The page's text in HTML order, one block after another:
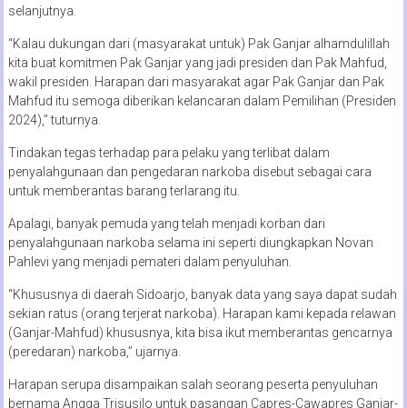
selanjutnya.
“Kalau dukungan dari (masyarakat untuk) Pak Ganjar alhamdulillah
kita buat komitmen Pak Ganjar yang jadi presiden dan Pak Mahfud,
wakil presiden. Harapan dari masyarakat agar Pak Ganjar dan Pak
Mahfud itu semoga diberikan kelancaran dalam Pemilihan (Presiden
2024),” tuturnya.
Tindakan tegas terhadap para pelaku yang terlibat dalam
penyalahgunaan dan pengedaran narkoba disebut sebagai cara
untuk memberantas barang terlarang itu.
Apalagi, banyak pemuda yang telah menjadi korban dari
penyalahgunaan narkoba selama ini seperti diungkapkan Novan
Pahlevi yang menjadi pemateri dalam penyuluhan.
“Khususnya di daerah Sidoarjo, banyak data yang saya dapat sudah
sekian ratus (orang terjerat narkoba). Harapan kami kepada relawan
(Ganjar-Mahfud) khususnya, kita bisa ikut memberantas gencarnya
(peredaran) narkoba,” ujarnya.
Harapan serupa disampaikan salah seorang peserta penyuluhan
bernama Angga Trisusilo untuk pasangan Capres-Cawapres Ganjar-